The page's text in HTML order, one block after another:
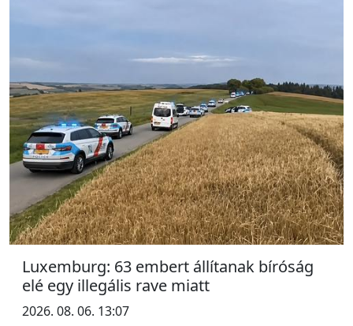
Luxemburg: 63 embert állítanak bíróság
elé egy illegális rave miatt
2026. 08. 06. 13:07